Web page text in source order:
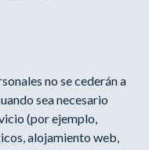
no se cederán a
sea necesario
(por ejemplo,
alojamiento web,